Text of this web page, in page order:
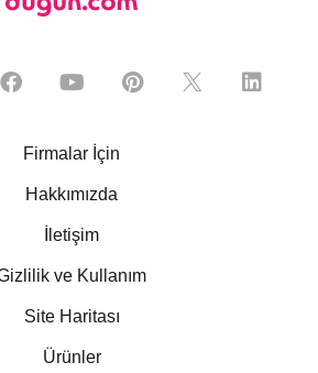
Firmalar İçin
Hakkımızda
İletişim
ve Kullanım
Site Haritası
Ürünler